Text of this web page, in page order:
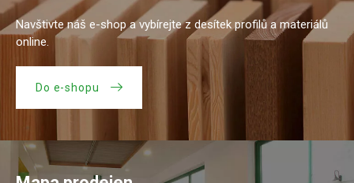
Navštivte náš e-shop a vybírejte z desítek profilů a materiálů
online.
Do e-shopu